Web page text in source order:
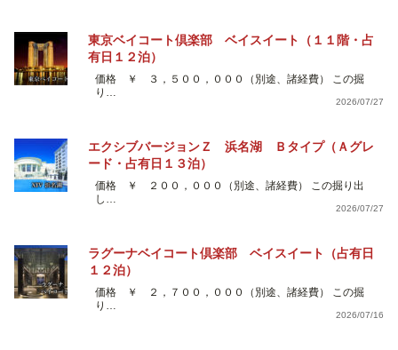
東京ベイコート倶楽部 ベイスイート（１１階・占
有日１２泊）
価格 ￥ ３，５００，０００（別途、諸経費） この掘
り…
2026/07/27
エクシブバージョンＺ 浜名湖 Ｂタイプ（Ａグレ
ード・占有日１３泊）
価格 ￥ ２００，０００（別途、諸経費） この掘り出
し…
2026/07/27
ラグーナベイコート倶楽部 ベイスイート（占有日
１２泊）
価格 ￥ ２，７００，０００（別途、諸経費） この掘
り…
2026/07/16